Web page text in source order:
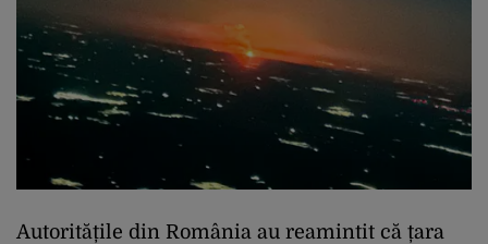
Autoritățile din România au reamintit că țara